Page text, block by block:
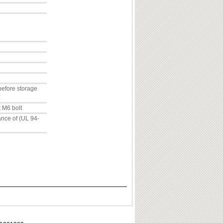
storage
M6 bolt
of (UL 94-